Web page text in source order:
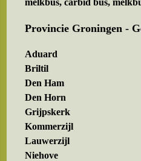
melkbus, carbid bus,
Provincie Groningen -
Aduard
Briltil
Den Ham
Den Horn
Grijpskerk
Kommerzijl
Lauwerzijl
Niehove